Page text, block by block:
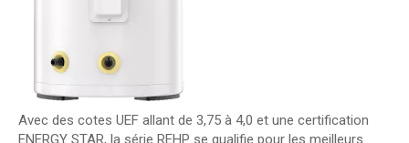
Avec des cotes UEF allant de 3,75 à 4,0 et une certification
ENERGY STAR, la série REHP se qualifie pour les meilleurs